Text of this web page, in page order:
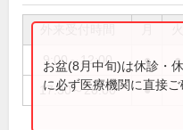
9:00～12:00 ● ●
17:30～20:00 ●
お盆(8月中旬)は休診・
に必ず医療機関に直接ご